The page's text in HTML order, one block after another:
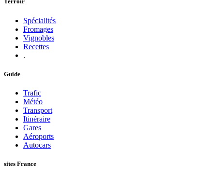
Spécialités
Fromages
Vignobles
Recettes
.
Guide
Trafic
Météo
Transport
Itinéraire
Gares
Aéroports
Autocars
sites France